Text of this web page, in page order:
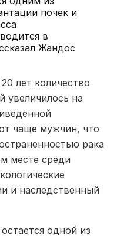
почек и
в
Жандос
лет количество
увеличилось на
чаще мужчин, что
рака
месте среди
и наследственный
одной из